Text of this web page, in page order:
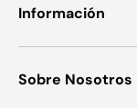
Información
Sobre Nosotros